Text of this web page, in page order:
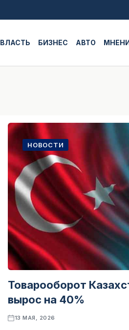
ВЛАСТЬ БИЗНЕС АВТО
НОВОСТИ
Товарооборот
вырос на 40%
13 МАЯ, 2026